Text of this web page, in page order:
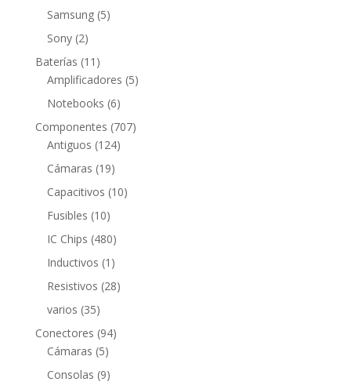
producto
Samsung 55
Sony 22
productos
Baterías 11 11
productos
Amplificadores 55
Notebooks 66
productos
Componentes 707707
Antiguos 124124
Cámaras 1919
productos
Capacitivos 1010
Fusibles 1010
productos
IC Chips 480480
productos
Inductivos 1 1
producto
Resistivos 2828
varios 3535
productos
Conectores 9494
Cámaras 55
productos
Consolas 99